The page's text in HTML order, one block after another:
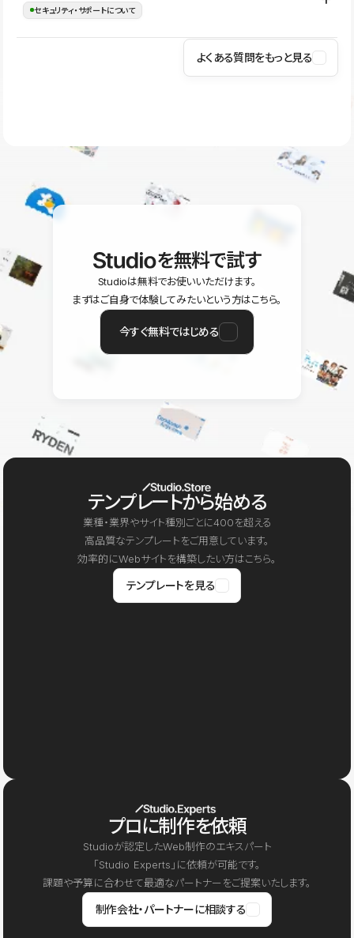
す。
の暗号化、データ保護、アクセス管理、脆弱性対策など、複数の観
はSSL/TLSによる通信暗号化に対応しており、悪質なスクリプトの
セキュリティ・サポートについて
操作方法や機能については、ヘルプセンターでご確認いただけま
ユーザー同士で質問・相談できるコミュニティもご利用ください。
よくある質問をもっと見る
を無料で試す
Studioは無料でお使いいただけます。
まずはご自身で体験してみたいという方はこちら。
今すぐ無料ではじめる
テンプレートから始める
業種・業界やサイト種別ごとに400を超える
高品質なテンプレートをご用意しています。
効率的にWebサイトを構築したい方はこちら。
テンプレートを見る
プロに制作を依頼
Studioが認定したWeb制作のエキスパート
「Studio Experts」に依頼が可能です。
課題や予算に合わせて最適なパートナーをご提案いたします。
制作会社・パートナーに相談する